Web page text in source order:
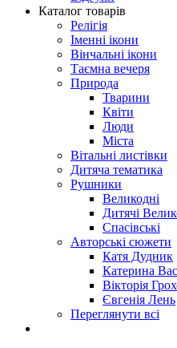
Каталог товарів
Релігія
Іменні ікони
Вінчальні ікони
Таємна вечеря
Природа
Тварини
Квіти
Люди
Міста
Вітальні листівки
Дитяча тематика
Рушники
Великодні
Дитячі
Спасівські
Авторські сюжети
Катя Дудник
Катерина
Вікторія
Євгенія Лень
Переглянути всі